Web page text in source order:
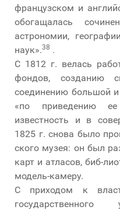
французском и
обогащалась
астрономии,
наук».38 .
С 1812 г. велась
фондов, созданию
соединению большой
«по приведению
известность и в
1825 г. снова было
ского музея: он был
карт и атласов, биб-
модель-камеру.
С приходом к
государственного